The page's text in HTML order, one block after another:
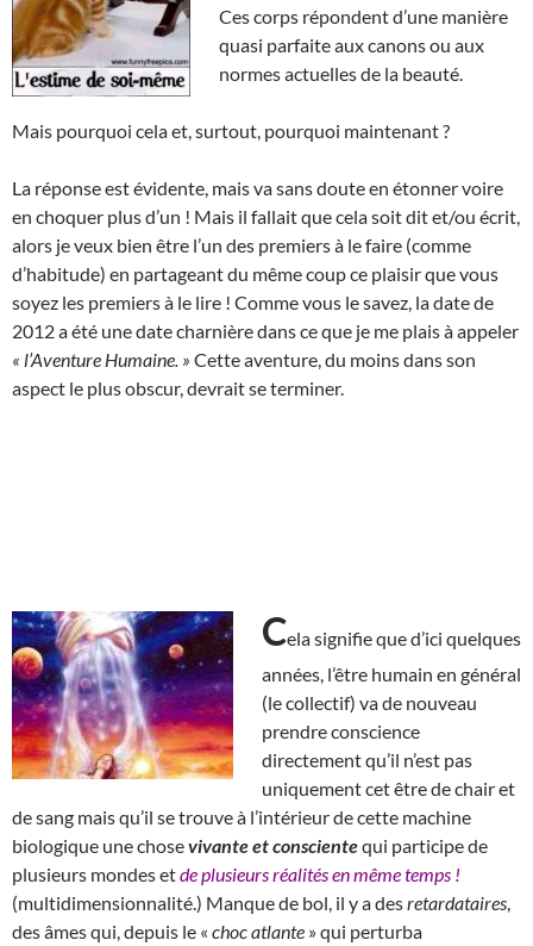
Ces corps répondent d’une manière
quasi parfaite aux canons ou aux
normes actuelles de la beauté.
Mais pourquoi cela et, surtout, pourquoi maintenant ?
La réponse est évidente, mais va sans doute en étonner voire
en choquer plus d’un ! Mais il fallait que cela soit dit et/ou écrit,
alors je veux bien être l’un des premiers à le faire (comme
d’habitude) en partageant du même coup ce plaisir que vous
soyez les premiers à le lire ! Comme vous le savez, la date de
2012 a été une date charnière dans ce que je me plais à appeler
« l’Aventure Humaine. » Cette aventure, du moins dans son
aspect le plus obscur, devrait se terminer.
Cela signifie que d’ici quelques
années, l’être humain en général
(le collectif) va de nouveau
prendre conscience
directement qu’il n’est pas
uniquement cet être de chair et
de sang mais qu’il se trouve à l’intérieur de cette machine
biologique une chosevivante et conscientequi participe de
plusieurs mondes etde plusieurs réalités en même temps !
(multidimensionnalité.) Manque de bol, il y a desretardataires
des âmes qui, depuis le « choc atlante » qui perturba